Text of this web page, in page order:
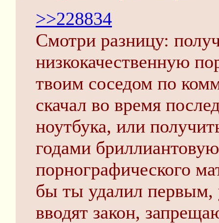
>>228834
Смотри разницу:
низкокачественную
твоим соседом по
скачал во время
ноутбука, или
годами
порнографического
бы ты удалил первым,
вводят закон,